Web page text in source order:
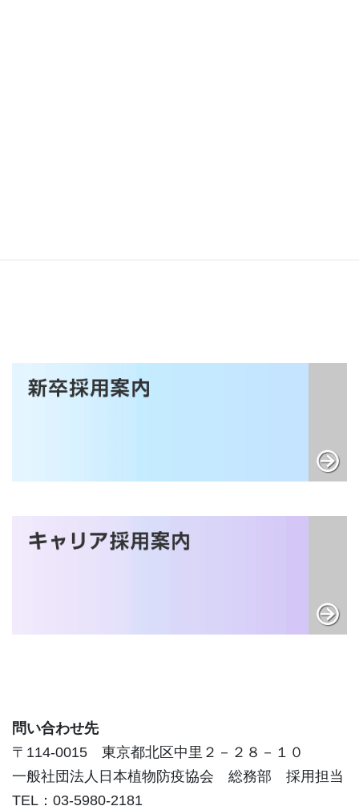
問い合わせ先
〒114-0015 東京都北区中里２－２８－１０
一般社団法人日本植物防疫協会 総務部 採用担当
TEL：03-5980-2181